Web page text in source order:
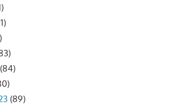
(84)
(89)